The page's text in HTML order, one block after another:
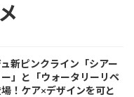
新ピンクライン「シアー
」と「ウォータリーリペ
！ケア×デザインを可と